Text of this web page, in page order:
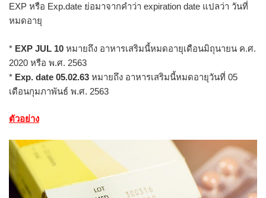
EXP หรือ Exp.date ย่อมาจากคำว่า expiration date แปลว่า วันที่
หมดอายุ
* EXP JUL 10 หมายถึง อาหารเสริมนี้หมดอายุเดือนมิถุนายน ค.ศ.
2020 หรือ พ.ศ. 2563
* Exp. date 05.02.63 หมายถึง อาหารเสริมนี้หมดอายุวันที่ 05
เดือนกุมภาพันธ์ พ.ศ. 2563
ตัวอย่าง